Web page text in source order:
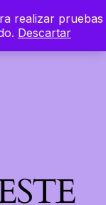
realizar pruebas
Descartar
Facebook
Acceder